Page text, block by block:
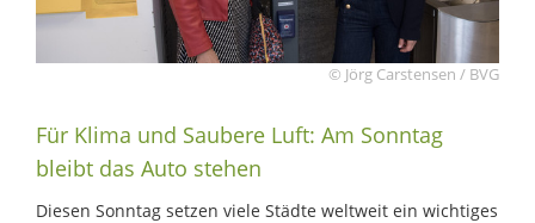
© Jörg Carstensen / BVG
Für Klima und Saubere Luft: Am Sonntag
bleibt das Auto stehen
Diesen Sonntag setzen viele Städte weltweit ein wichtiges